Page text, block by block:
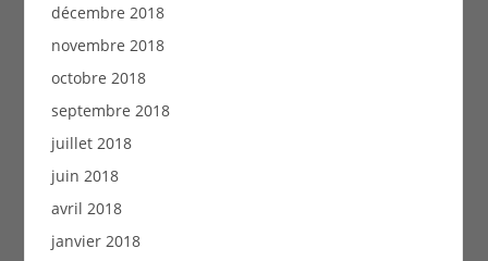
décembre 2018
novembre 2018
octobre 2018
septembre 2018
juillet 2018
juin 2018
avril 2018
janvier 2018